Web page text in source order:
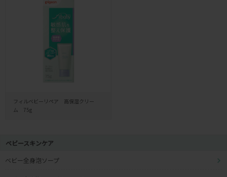
フィルベビーリペア 高保湿クリー
ム 75g
ベビースキンケア
ベビー全身泡ソープ